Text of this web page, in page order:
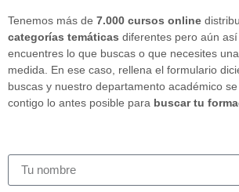
Tenemos más de 7.000 cursos online
categorías temáticas diferentes pero aún
encuentres lo que buscas o que necesites
medida. En ese caso, rellena el formulario
buscas y nuestro departamento académico
contigo lo antes posible para buscar tu